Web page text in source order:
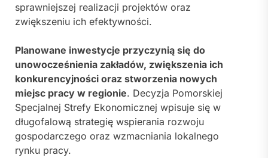
sprawniejszej realizacji projektów oraz
zwiększeniu ich efektywności.
Planowane inwestycje przyczynią się do
unowocześnienia zakładów, zwiększenia ich
konkurencyjności oraz stworzenia nowych
miejsc pracy w regionie. Decyzja Pomorskiej
Specjalnej Strefy Ekonomicznej wpisuje się w
długofalową strategię wspierania rozwoju
gospodarczego oraz wzmacniania lokalnego
rynku pracy.